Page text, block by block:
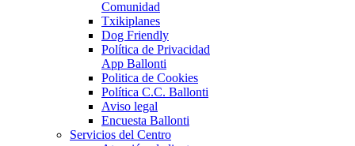
Comunidad
Txikiplanes
Dog Friendly
Política de Privacidad
App Ballonti
Politica de Cookies
Política C.C. Ballonti
Aviso legal
Encuesta Ballonti
Servicios del Centro